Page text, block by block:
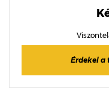
Érdekel a